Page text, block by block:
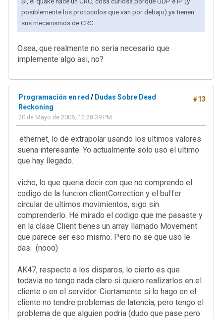
posiblemente los protocolos que van por debajo) ya tienen
sus mecanismos de CRC.
Osea, que realmente no seria necesario que
implemente algo asi, no?
#13
Programación en red / Dudas Sobre Dead
Reckoning
20 de Mayo de 2006, 12:28:39 PM
ethernet, lo de extrapolar usando los ultimos valores
suena interesante. Yo actualmente solo uso el ultimo
que hay llegado.
vicho, lo que queria decir con que no comprendo el
codigo de la funcion clientCorrection y el buffer
circular de ultimos movimientos, sigo sin
comprenderlo. He mirado el codigo que me pasaste y
en la clase Client tienes un array llamado Movement
que parece ser eso mismo. Pero no se que uso le
das. (nooo)
AK47, respecto a los disparos, lo cierto es que
todavia no tengo nada claro si quiero realizarlos en el
cliente o en el servidor. Ciertamente si lo hago en el
cliente no tendre problemas de latencia, pero tengo el
problema de que alguien podria (dudo que pase pero